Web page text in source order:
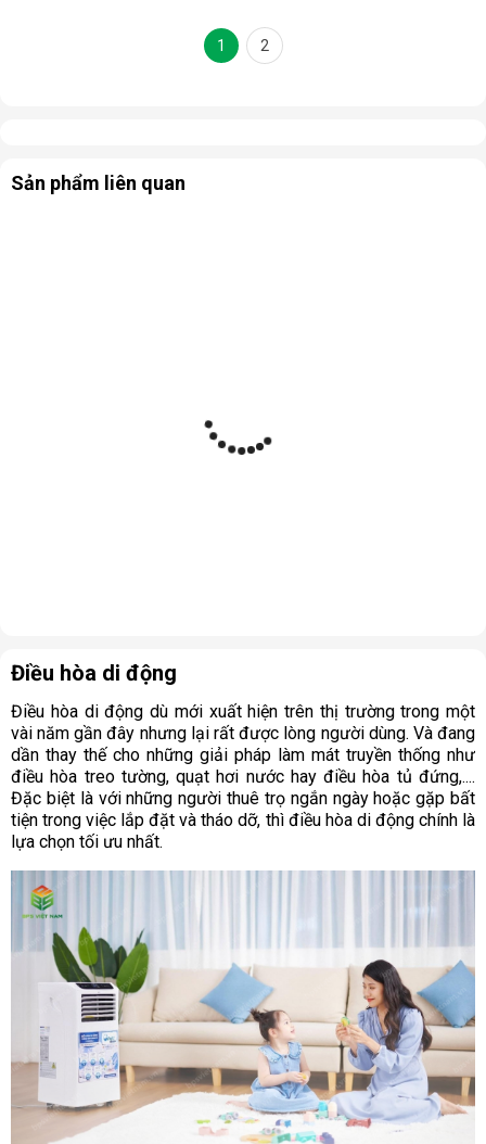
1 2
Sản phẩm liên quan
Điều hòa di động
Điều hòa di động dù mới xuất hiện trên thị trường trong một
vài năm gần đây nhưng lại rất được lòng người dùng. Và đang
dần thay thế cho những giải pháp làm mát truyền thống như
điều hòa treo tường, quạt hơi nước hay điều hòa tủ đứng,....
Đặc biệt là với những người thuê trọ ngắn ngày hoặc gặp bất
tiện trong việc lắp đặt và tháo dỡ, thì điều hòa di động chính là
lựa chọn tối ưu nhất.